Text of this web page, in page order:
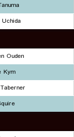
Ouden
Kym